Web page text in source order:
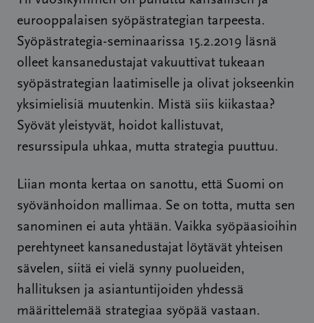
eurooppalaisen syöpästrategian tarpeesta.
Syöpästrategia-seminaarissa 15.2.2019 läsnä
olleet kansanedustajat vakuuttivat tukeaan
syöpästrategian laatimiselle ja olivat jokseenkin
yksimielisiä muutenkin. Mistä siis kiikastaa?
Syövät yleistyvät, hoidot kallistuvat,
resurssipula uhkaa, mutta strategia puuttuu.
Liian monta kertaa on sanottu, että Suomi on
syövänhoidon mallimaa. Se on totta, mutta sen
sanominen ei auta yhtään. Vaikka syöpäasioihin
perehtyneet kansanedustajat löytävät yhteisen
sävelen, siitä ei vielä synny puolueiden,
hallituksen ja asiantuntijoiden yhdessä
määrittelemää strategiaa syöpää vastaan.